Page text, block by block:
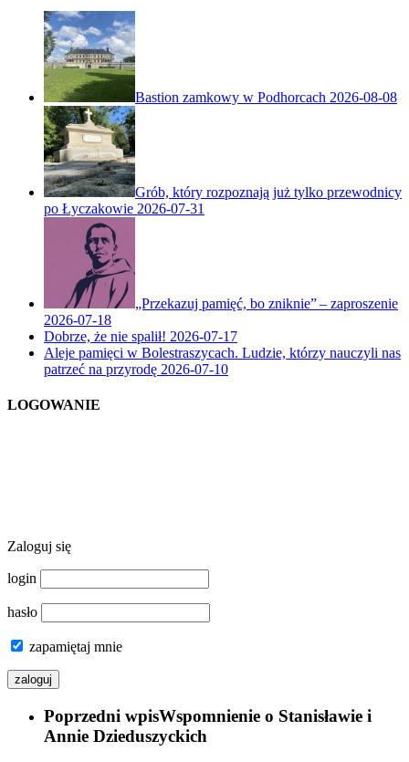
Bastion zamkowy w Podhorcach 2026-08-08
Grób, który rozpoznają już tylko przewodnicy
po Łyczakowie 2026-07-31
„Przekazuj pamięć, bo zniknie” – zaproszenie
2026-07-18
Dobrze, że nie spalił! 2026-07-17
Aleje pamięci w Bolestraszycach. Ludzie, którzy nauczyli nas
patrzeć na przyrodę 2026-07-10
LOGOWANIE
Zaloguj się
login
hasło
zapamiętaj mnie
Poprzedni wpisWspomnienie o Stanisławie i
Annie Dzieduszyckich